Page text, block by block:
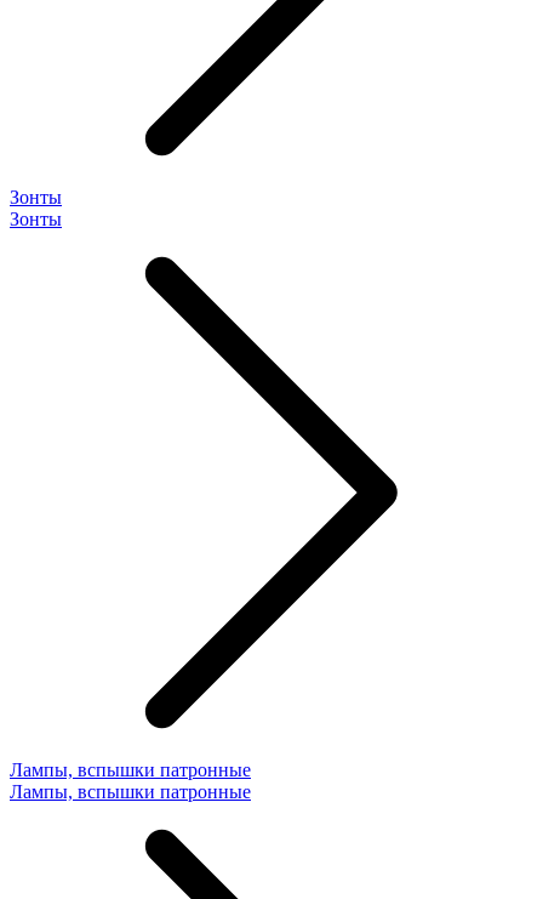
Зонты
Зонты
Лампы, вспышки патронные
Лампы, вспышки патронные